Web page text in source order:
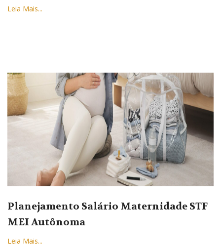
Leia Mais...
Planejamento Salário Maternidade STF
MEI Autônoma
Leia Mais...